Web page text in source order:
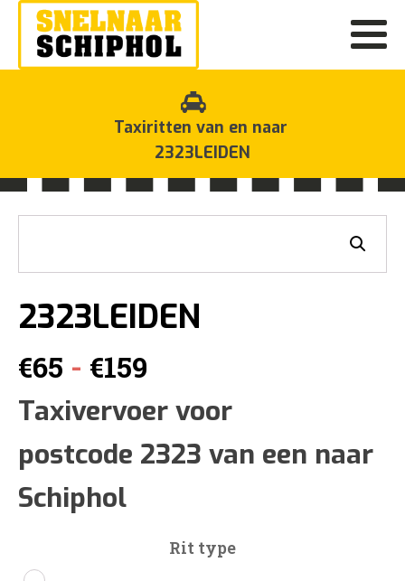
Taxiritten van en naar
2323LEIDEN
2323LEIDEN
€65 - €159
€65
tot
Taxivervoer voor
postcode 2323 van een naar
Schiphol
Rit type